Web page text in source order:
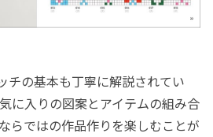
チの基本も丁寧に解説されてい
に入りの図案とアイテムの組み合
らではの作品作りを楽しむことが